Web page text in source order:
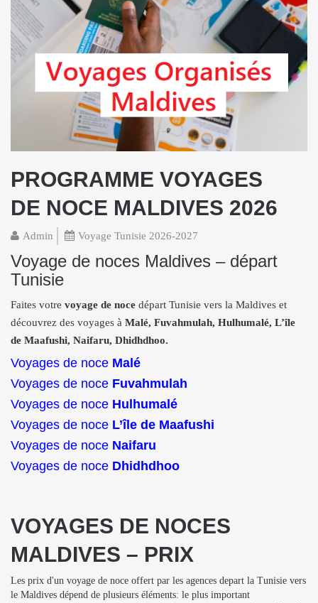
PROGRAMME VOYAGES
DE NOCE MALDIVES 2026
Admin Voyage Tunisie 2026-2027
Voyage de noces Maldives – départ
Tunisie
Faites votre voyage de noce départ Tunisie vers la Maldives et
découvrez des voyages à Malé, Fuvahmulah, Hulhumalé, L’île
de Maafushi, Naifaru, Dhidhdhoo.
Voyages de noce Malé
Voyages de noce Fuvahmulah
Voyages de noce Hulhumalé
Voyages de noce L’île de Maafushi
Voyages de noce Naifaru
Voyages de noce Dhidhdhoo
VOYAGES DE NOCES
MALDIVES – PRIX
Les prix d'un voyage de noce offert par les agences depart la Tunisie vers
le Maldives dépend de plusieurs éléments: le plus important